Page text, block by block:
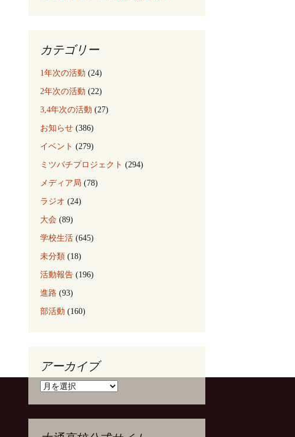
カテゴリー
1年次の活動 (24)
2年次の活動 (22)
3,4年次の活動 (27)
お知らせ (386)
イベント (279)
ミツバチプロジェクト (294)
メディア局 (78)
ラジオ (24)
大会 (89)
学校生活 (645)
未分類 (18)
活動報告 (196)
進路 (93)
部活動 (160)
アーカイブ
ア